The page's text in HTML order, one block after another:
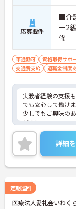
応募要件
■介
ー2
修
車通勤可 資格取得サポ
交通費支給
退職金制度
実務者経験の支援
でも安心して働け
少しでもご興味の
ださい。
詳細
定期巡回
医療法人愛礼会いわく